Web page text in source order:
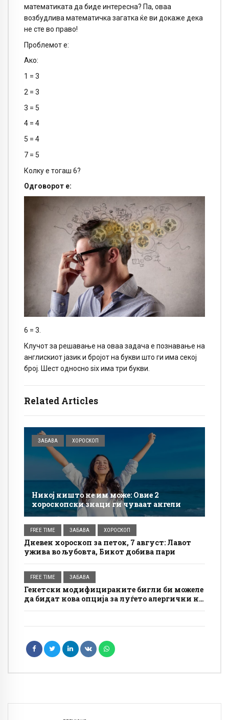
Related Articles
ЗАБАВА ХОРОСКОП
Никој ништо не им може: Овие 2
хороскопски знаци ги чуваат ангели
FREE TIME ЗАБАВА ХОРОСКОП
Дневен хороскоп за петок, 7 август: Лавот
ужива во љубовта, Бикот добива пари
FREE TIME ЗАБАВА
Генетски модифицираните бигли би можеле
да бидат нова опција за луѓето алергични на
математиката да биде интересна? Па, оваа
возбудлива математичка загатка ќе ви докаже дека
не сте во право!
Проблемот е:
Ако:
1 = 3
2 = 3
3 = 5
4 = 4
5 = 4
7 = 5
Колку е тогаш 6?
Одговорот е:
6 = 3.
Клучот за решавање на оваа задача е познавање на
англискиот јазик и бројот на букви што ги има секој
број. Шест односно six има три букви.